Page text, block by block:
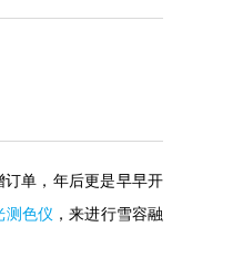
单，年后更是早早开
测色仪 ，来进行雪容融